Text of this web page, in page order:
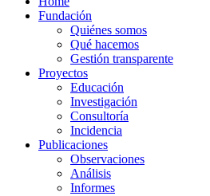
Fundación
Quiénes somos
Qué hacemos
Gestión transparente
Proyectos
Educación
Investigación
Consultoría
Incidencia
Publicaciones
Observaciones
Análisis
Informes